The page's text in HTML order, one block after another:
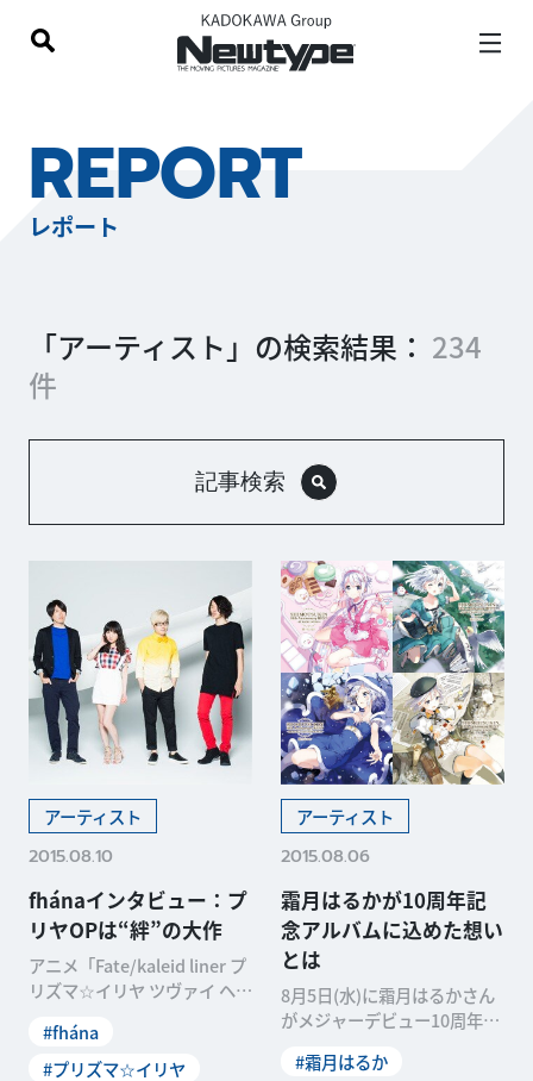
REPORT
レポート
「アーティスト」の検索結果： 234
件
記事検索
アーティスト
2015.08.10
fhánaインタビュー：プ
リヤOPは“絆”の大作
アニメ「Fate/kaleid liner プ
リズマ☆イリヤ ツヴァイ ヘル
#fhána
#プリズマ☆イリヤ
アーティスト
2015.08.06
霜月はるかが10周年記
念アルバムに込めた想い
とは
8月5日(水)に霜月はるかさん
がメジャーデビュー10周年を
アルバムは、なん
#霜月はるか